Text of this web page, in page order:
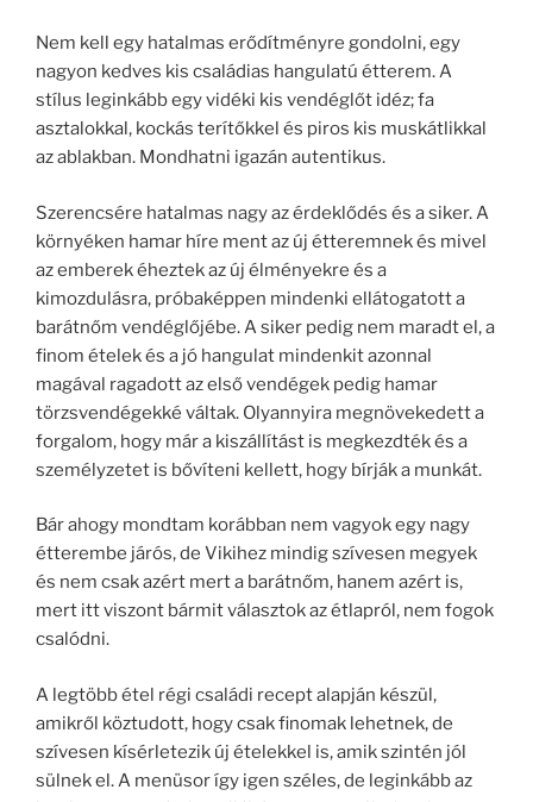
Nem kell egy hatalmas erődítményre gondolni, egy
nagyon kedves kis családias hangulatú étterem. A
stílus leginkább egy vidéki kis vendéglőt idéz; fa
asztalokkal, kockás terítőkkel és piros kis muskátlikkal
az ablakban. Mondhatni igazán autentikus.
Szerencsére hatalmas nagy az érdeklődés és a siker. A
környéken hamar híre ment az új étteremnek és mivel
az emberek éheztek az új élményekre és a
kimozdulásra, próbaképpen mindenki ellátogatott a
barátnőm vendéglőjébe. A siker pedig nem maradt el, a
finom ételek és a jó hangulat mindenkit azonnal
magával ragadott az első vendégek pedig hamar
törzsvendégekké váltak. Olyannyira megnövekedett a
forgalom, hogy már a kiszállítást is megkezdték és a
személyzetet is bővíteni kellett, hogy bírják a munkát.
Bár ahogy mondtam korábban nem vagyok egy nagy
étterembe járós, de Vikihez mindig szívesen megyek
és nem csak azért mert a barátnőm, hanem azért is,
mert itt viszont bármit választok az étlapról, nem fogok
csalódni.
A legtöbb étel régi családi recept alapján készül,
amikről köztudott, hogy csak finomak lehetnek, de
szívesen kísérletezik új ételekkel is, amik szintén jól
sülnek el. A menüsor így igen széles, de leginkább az